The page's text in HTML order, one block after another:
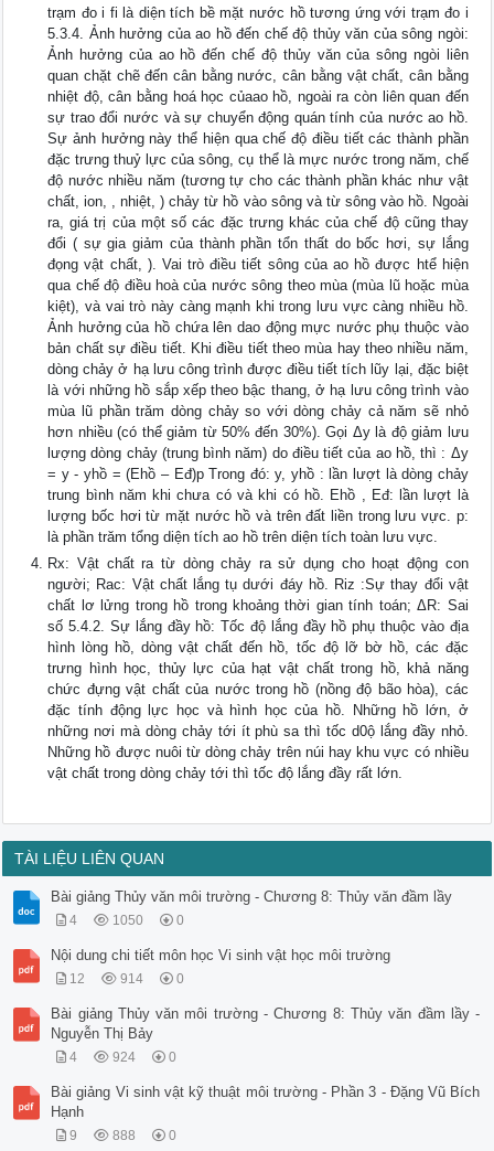
trạm đo i fi là diện tích bề mặt nước hồ tương ứng với trạm đo i
5.3.4. Ảnh hưởng của ao hồ đến chế độ thủy văn của sông ngòi:
Ảnh hưởng của ao hồ đến chế độ thủy văn của sông ngòi liên
quan chặt chẽ đến cân bằng nước, cân bằng vật chất, cân bằng
nhiệt độ, cân bằng hoá học củaao hồ, ngoài ra còn liên quan đến
sự trao đổi nước và sự chuyển động quán tính của nước ao hồ.
Sự ảnh hưởng này thể hiện qua chế độ điều tiết các thành phần
đặc trưng thuỷ lực của sông, cụ thể là mực nước trong năm, chế
độ nước nhiều năm (tương tự cho các thành phần khác như vật
chất, ion, , nhiệt, ) chảy từ hồ vào sông và từ sông vào hồ. Ngoài
ra, giá trị của một số các đặc trưng khác của chế độ cũng thay
đổi ( sự gia giảm của thành phần tổn thất do bốc hơi, sự lắng
đọng vật chất, ). Vai trò điều tiết sông của ao hồ được htể hiện
qua chế độ điều hoà của nước sông theo mùa (mùa lũ hoặc mùa
kiệt), và vai trò này càng mạnh khi trong lưu vực càng nhiều hồ.
Ảnh hưởng của hồ chứa lên dao động mực nước phụ thuộc vào
bản chất sự điều tiết. Khi điều tiết theo mùa hay theo nhiều năm,
dòng chảy ở hạ lưu công trình được điều tiết tích lũy lại, đặc biệt
là với những hồ sắp xếp theo bậc thang, ở hạ lưu công trình vào
mùa lũ phần trăm dòng chảy so với dòng chảy cả năm sẽ nhỏ
hơn nhiều (có thể giảm từ 50% đến 30%). Gọi Δy là độ giảm lưu
lượng dòng chảy (trung bình năm) do điều tiết của ao hồ, thì : Δy
= y - yhồ = (Ehồ – Eđ)p Trong đó: y, yhồ : lần lượt là dòng chảy
trung bình năm khi chưa có và khi có hồ. Ehồ , Eđ: lần lượt là
lượng bốc hơi từ mặt nước hồ và trên đất liền trong lưu vực. p:
là phần trăm tổng diện tích ao hồ trên diện tích toàn lưu vực.
Rx: Vật chất ra từ dòng chảy ra sử dụng cho hoạt động con
người; Rac: Vật chất lắng tụ dưới đáy hồ. Riz :Sự thay đổi vật
chất lơ lửng trong hồ trong khoảng thời gian tính toán; ΔR: Sai
số 5.4.2. Sự lắng đầy hồ: Tốc độ lắng đầy hồ phụ thuộc vào địa
hình lòng hồ, dòng vật chất đến hồ, tốc độ lỡ bờ hồ, các đặc
trưng hình học, thủy lực của hạt vật chất trong hồ, khả năng
chức đựng vật chất của nước trong hồ (nồng độ bão hòa), các
đặc tính động lực học và hình học của hồ. Những hồ lớn, ở
những nơi mà dòng chảy tới ít phù sa thì tốc d0ộ lắng đầy nhỏ.
Những hồ được nuôi từ dòng chảy trên núi hay khu vực có nhiều
vật chất trong dòng chảy tới thì tốc độ lắng đầy rất lớn.
TÀI LIỆU LIÊN QUAN
Bài giảng Thủy văn môi trường - Chương 8: Thủy văn đầm lầy
4 1050 0
Nội dung chi tiết môn học Vi sinh vật học môi trường
12 914 0
Bài giảng Thủy văn môi trường - Chương 8: Thủy văn đầm lầy -
Nguyễn Thị Bảy
4 924 0
Bài giảng Vi sinh vật kỹ thuật môi trường - Phần 3 - Đặng Vũ Bích
Hạnh
9 888 0